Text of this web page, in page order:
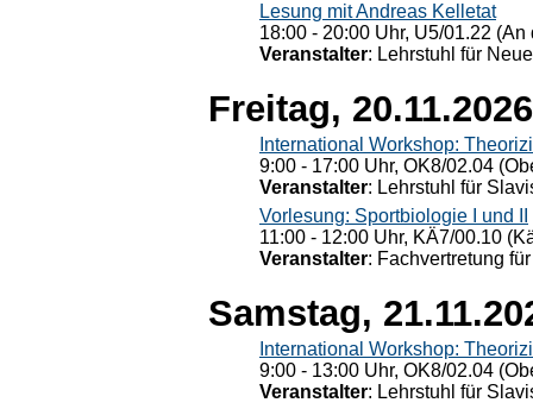
Lesung mit Andreas Kelletat
18:00 - 20:00 Uhr, U5/01.22
Veranstalter: Lehrstuhl für
Freitag, 20.11.2026
International Workshop:
9:00 - 17:00 Uhr, OK8/02.04
Veranstalter: Lehrstuhl für
Vorlesung: Sportbiologie I und II
11:00 - 12:00 Uhr, KÄ7/00.10
Veranstalter: Fachvertretung
Samstag,
International Workshop:
9:00 - 13:00 Uhr, OK8/02.04
Veranstalter: Lehrstuhl für